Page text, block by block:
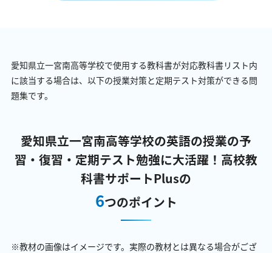
愛知県立一宮南高等学校で使用する教科書が対応教科書リスト内
に該当する場合は、以下の授業対策と定期テスト対策ができる問
題集です。
愛知県立一宮南高等学校の英語の授業の予
習・復習・定期テスト勉強に大活躍！ 高校教
科書サポートPlusの
6つのポイント
※教材の画像はイメージです。実際の教材とは異なる場合がござ